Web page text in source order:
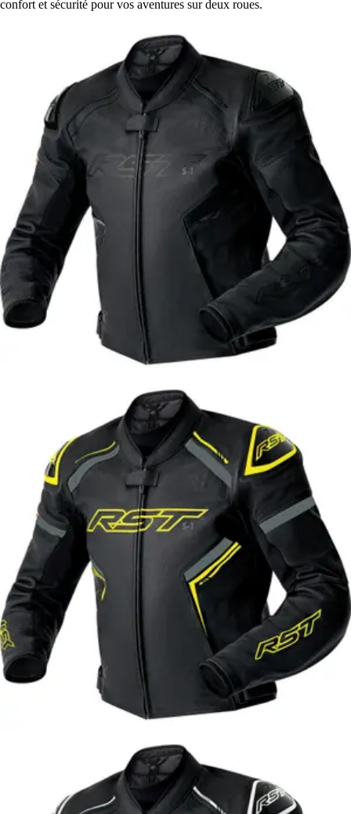
confort et sécurité pour vos aventures sur deux roues.